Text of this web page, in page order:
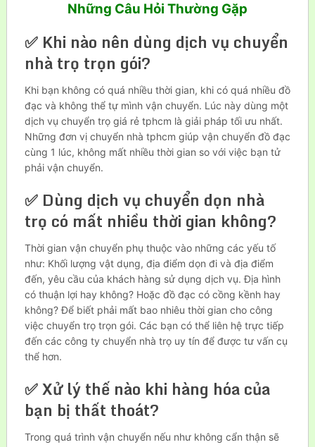
Những Câu Hỏi Thường Gặp
✅ Khi nào nên dùng dịch vụ chuyển
nhà trọ trọn gói?
Khi bạn không có quá nhiều thời gian, khi có quá nhiều đồ
đạc và không thể tự mình vận chuyển. Lúc này dùng một
dịch vụ chuyển trọ giá rẻ tphcm là giải pháp tối ưu nhất.
Những đơn vị chuyển nhà tphcm giúp vận chuyển đồ đạc
cùng 1 lúc, không mất nhiều thời gian so với việc bạn tử
phải vận chuyển.
✅ Dùng dịch vụ chuyển dọn nhà
trọ có mất nhiều thời gian không?
Thời gian vận chuyển phụ thuộc vào những các yếu tố
như: Khối lượng vật dụng, địa điểm dọn đi và địa điểm
đến, yêu cầu của khách hàng sử dụng dịch vụ. Địa hình
có thuận lợi hay không? Hoặc đồ đạc có cồng kềnh hay
không? Để biết phải mất bao nhiêu thời gian cho công
việc chuyển trọ trọn gói. Các bạn có thể liên hệ trực tiếp
đến các công ty chuyển nhà trọ uy tín để được tư vấn cụ
thể hơn.
✅ Xử lý thế nào khi hàng hóa của
bạn bị thất thoát?
Trong quá trình vận chuyển nếu như không cẩn thận sẽ